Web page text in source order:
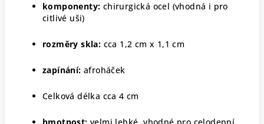
komponenty: chirurgická ocel (vhodná i pro
citlivé uši)
rozměry skla: cca 1,2 cm x 1,1 cm
zapínání: afroháček
Celková délka cca 4 cm